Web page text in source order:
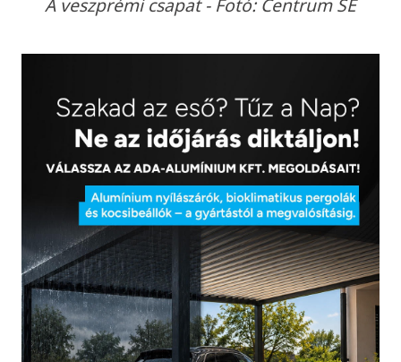
A veszprémi csapat - Fotó: Centrum SE